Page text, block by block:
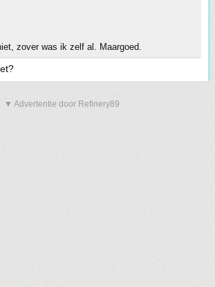
zover was ik zelf al. Maargoed.
▼ Advertentie door Refinery89